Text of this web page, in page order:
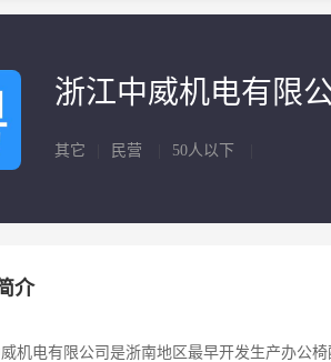
浙江中威机电有限
其它 民营 50人以下
介
机电有限公司是浙南地区最早开发生产办公